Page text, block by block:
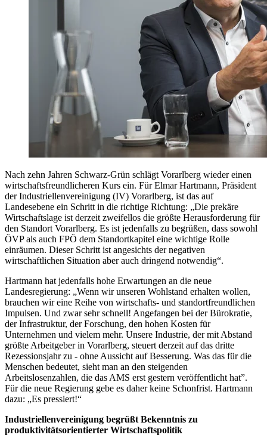
Nach zehn Jahren Schwarz-Grün schlägt Vorarlberg wieder einen
wirtschaftsfreundlicheren Kurs ein. Für Elmar Hartmann, Präsident
der Industriellenvereinigung (IV) Vorarlberg, ist das auf
Landesebene ein Schritt in die richtige Richtung: „Die prekäre
Wirtschaftslage ist derzeit zweifellos die größte Herausforderung für
den Standort Vorarlberg. Es ist jedenfalls zu begrüßen, dass sowohl
ÖVP als auch FPÖ dem Standortkapitel eine wichtige Rolle
einräumen. Dieser Schritt ist angesichts der negativen
wirtschaftlichen Situation aber auch dringend notwendig“.
Hartmann hat jedenfalls hohe Erwartungen an die neue
Landesregierung: „Wenn wir unseren Wohlstand erhalten wollen,
brauchen wir eine Reihe von wirtschafts- und standortfreundlichen
Impulsen. Und zwar sehr schnell! Angefangen bei der Bürokratie,
der Infrastruktur, der Forschung, den hohen Kosten für
Unternehmen und vielem mehr. Unsere Industrie, der mit Abstand
größte Arbeitgeber in Vorarlberg, steuert derzeit auf das dritte
Rezessionsjahr zu - ohne Aussicht auf Besserung. Was das für die
Menschen bedeutet, sieht man an den steigenden
Arbeitslosenzahlen, die das AMS erst gestern veröffentlicht hat”.
Für die neue Regierung gebe es daher keine Schonfrist. Hartmann
dazu: „Es pressiert!“
Industriellenvereinigung begrüßt Bekenntnis zu
produktivitätsorientierter Wirtschaftspolitik